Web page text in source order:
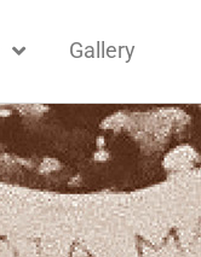
Gallery